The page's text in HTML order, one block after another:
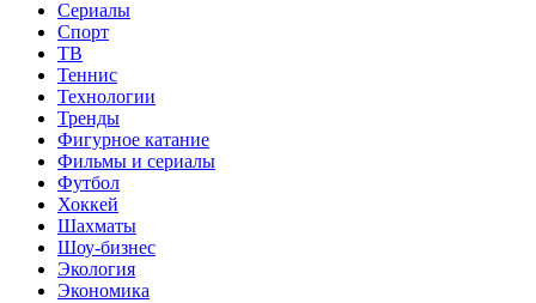
Сериалы
Спорт
ТВ
Теннис
Технологии
Тренды
Фигурное катание
Фильмы и сериалы
Футбол
Хоккей
Шахматы
Шоу-бизнес
Экология
Экономика